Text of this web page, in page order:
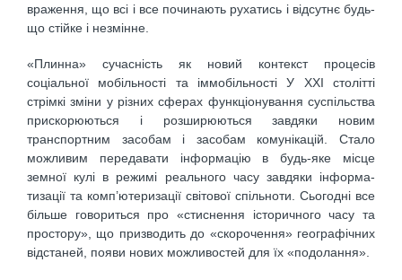
враження, що всі і все починають рухатись і відсутнє будь-
що стійке і незмінне.
«Плинна» сучасність як новий контекст процесів
соціальної мобі­льності та іммобільності У ХХІ столітті
стрімкі зміни у різних сферах функціонування суспільства
прискорюються і розширюються завдяки новим
транспортним засобам і засобам комунікацій. Стало
можливим передавати інформацію в будь-яке місце
земної кулі в режимі реального часу завдяки інформа­
тизації та комп’ютеризації світової спільно­ти. Сьогодні все
більше говориться про «стиснення історичного часу та
простору», що призводить до «скорочення» геогра­фічних
відстаней, появи нових можли­востей для їх «подолання».